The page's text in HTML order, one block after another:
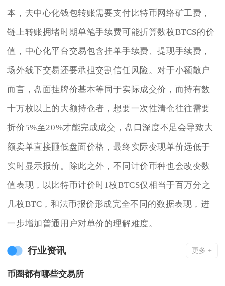
本，去中心化钱包转账需要支付比特币网络矿工费，
链上转账拥堵时期单笔手续费可能折算数枚BTCS的价
值，中心化平台交易包含挂单手续费、提现手续费，
场外线下交易还要承担交割信任风险。对于小额散户
而言，盘面挂牌价基本等同于实际成交价，而持有数
十万枚以上的大额持仓者，想要一次性清仓往往需要
折价5%至20%才能完成成交，盘口深度不足会导致大
额卖单直接砸低盘面价格，最终实际变现单价远低于
实时显示报价。除此之外，不同计价币种也会改变数
值表现，以比特币计价时1枚BTCS仅相当于百万分之
几枚BTC，和法币报价形成完全不同的数据表现，进
一步增加普通用户对单价的理解难度。
行业资讯 更多 +
币圈都有哪些交易所